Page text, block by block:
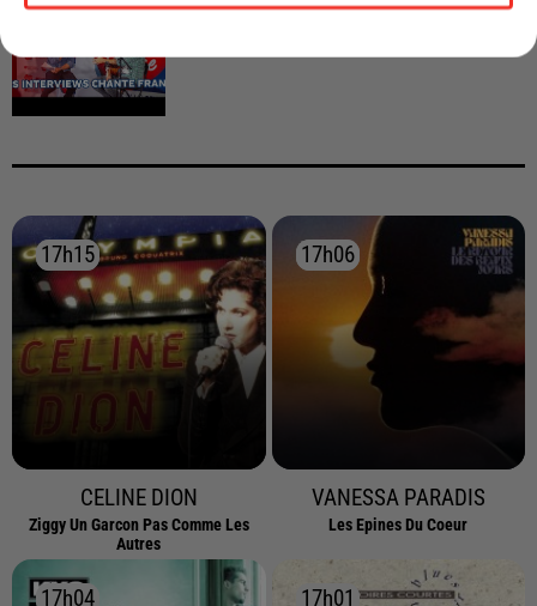
17h15
17h15
CELINE DION
Ziggy Un Garcon Pas Comme Les
Autres
17h06
17h06
VANESSA PARADIS
Les Epines Du Coeur
17h04
17h04 17h01
17h01